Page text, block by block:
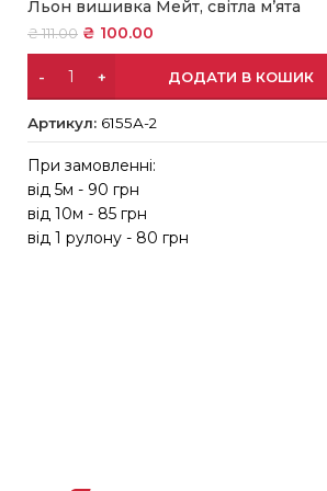
Льон вишивка Мейт, світла м’ята
₴111.00 ₴ 100.00
ДОДАТИ В КОШИК
Артикул: 6155А-2
При замовленні:
від 5м - 90 грн
від 10м - 85 грн
від 1 рулону - 80 грн